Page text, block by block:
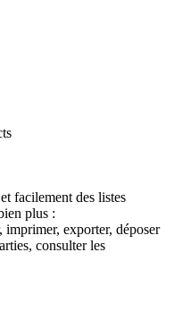
facilement des listes
plus :
exporter, déposer
consulter les